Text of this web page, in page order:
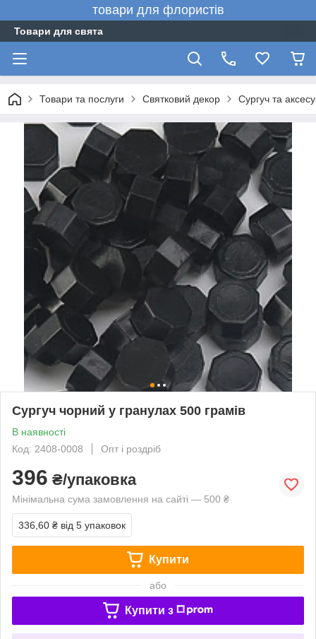
товари для флористів
Товари для свята
Товари та послуги Святковий декор Сургуч та
Сургуч чорний у гранулах 500 грамів
В наявності
Код: 2408-0008
Опт і роздріб
396 ₴/упаковка
Мінімальна сума замовлення на сайті — 500 ₴
336,60 ₴ від 5 упаковок
Купити
або
Купити з